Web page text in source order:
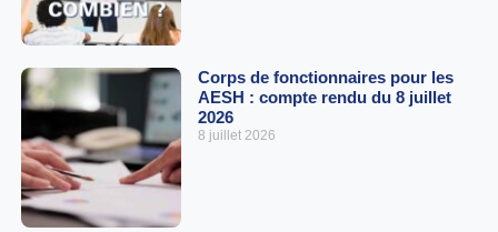
Corps de fonctionnaires pour les
AESH : compte rendu du 8 juillet
2026
8 juillet 2026